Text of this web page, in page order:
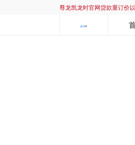
尊龙凯龙时官网贷款重订价